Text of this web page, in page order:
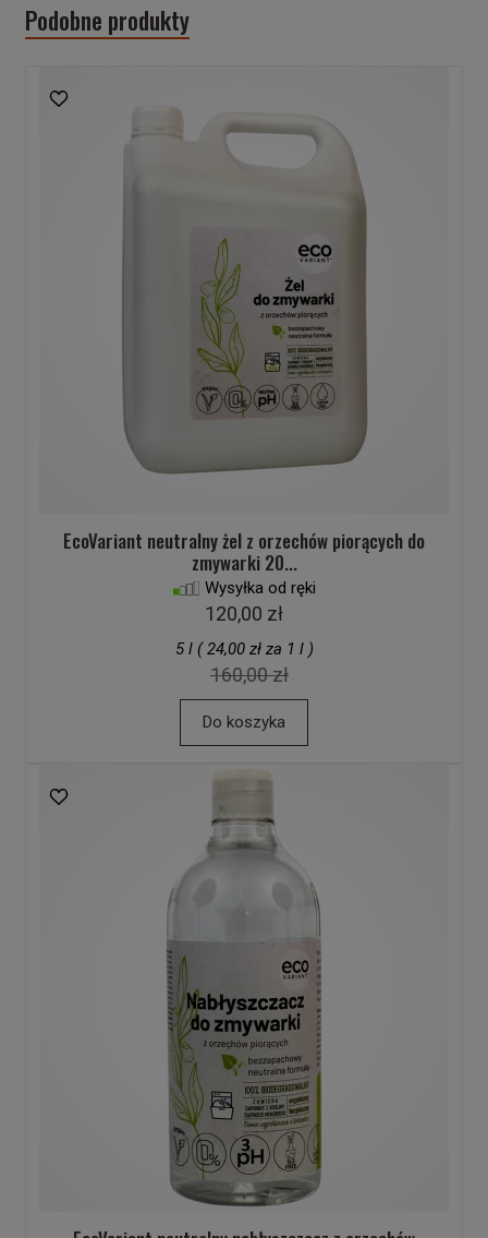
Podobne produkty
EcoVariant neutralny żel z orzechów piorących do
zmywarki 20...
Wysyłka od ręki
120,00 zł
5 l ( 24,00 zł za 1 l )
160,00 zł
Do koszyka